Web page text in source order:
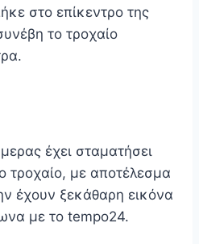
στο επίκεντρο της
το τροχαίο
έχει σταματήσει
τροχαίο, με αποτέλεσμα
έχουν ξεκάθαρη εικόνα
με το tempo24.